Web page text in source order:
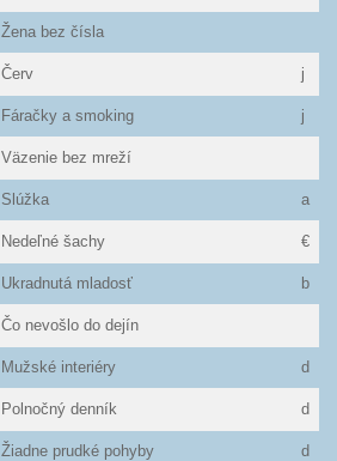
Žena bez čísla
Červ j
Fáračky a smoking j
Väzenie bez mreží
Slúžka a
Nedeľné šachy €
Ukradnutá mladosť b
Čo nevošlo do dejín
Mužské interiéry d
Polnočný denník d
Žiadne prudké pohyby d